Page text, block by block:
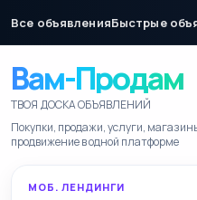
Все объявленияБыстрые
Вам-Продам
ТВОЯ ДОСКА ОБЪЯВЛЕНИЙ
Покупки, продажи, услуги,
продвижение в одной платформе
МОБ. ЛЕНДИНГИ